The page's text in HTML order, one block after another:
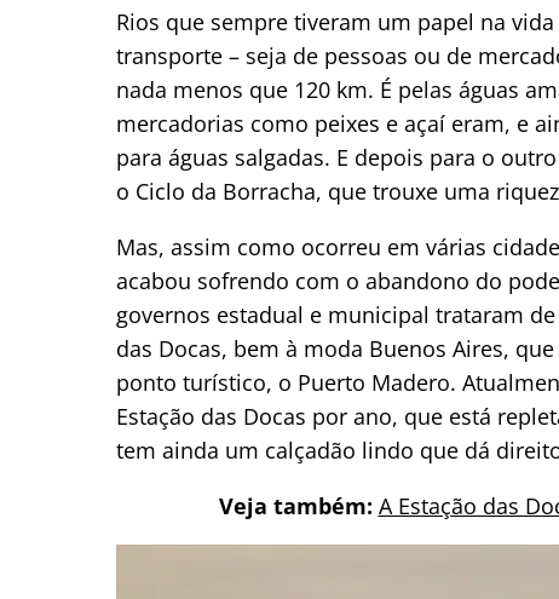
Rios que sempre tiveram um papel na
transporte – seja de pessoas ou de
nada menos que 120 km. É pelas águas
mercadorias como peixes e açaí eram, e
para águas salgadas. E depois para o
o Ciclo da Borracha, que trouxe uma
Mas, assim como ocorreu em várias
acabou sofrendo com o abandono do
governos estadual e municipal trataram
das Docas, bem à moda Buenos Aires,
ponto turístico, o Puerto Madero.
Estação das Docas por ano, que está
tem ainda um calçadão lindo que dá
Veja também: A Estação das